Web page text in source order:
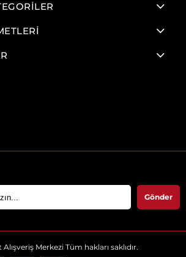
Gönder
Merkezi Tüm hakları saklıdır.